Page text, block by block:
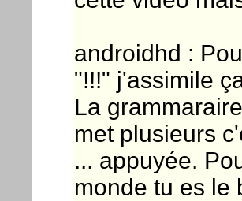
androidhd :
"!!!" j'assimile
La
met plusieurs
... appuyée.
monde tu es le